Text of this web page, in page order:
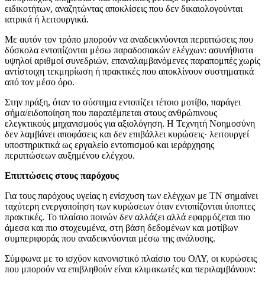
ειδικοτήτων, αναζητώντας αποκλίσεις που δεν δικαιολογούνται
ιατρικά ή λειτουργικά.
Με αυτόν τον τρόπο μπορούν να αναδεικνύονται περιπτώσεις που
δύσκολα εντοπίζονται μέσω παραδοσιακών ελέγχων: ασυνήθιστα
υψηλοί αριθμοί συνεδριών, επαναλαμβανόμενες παραπομπές χωρίς
αντίστοιχη τεκμηρίωση ή πρακτικές που αποκλίνουν συστηματικά
από τον μέσο όρο.
Στην πράξη, όταν το σύστημα εντοπίζει τέτοιο μοτίβο, παράγει
σήμα/ειδοποίηση που παραπέμπεται στους ανθρώπινους
ελεγκτικούς μηχανισμούς για αξιολόγηση. Η Τεχνητή Νοημοσύνη
δεν λαμβάνει αποφάσεις και δεν επιβάλλει κυρώσεις· λειτουργεί
υποστηρικτικά ως εργαλείο εντοπισμού και ιεράρχησης
περιπτώσεων αυξημένου ελέγχου.
Επιπτώσεις στους παρόχους
Για τους παρόχους υγείας η ενίσχυση των ελέγχων με ΤΝ σημαίνει
ταχύτερη ενεργοποίηση των κυρώσεων όταν εντοπίζονται ύποπτες
πρακτικές. Το πλαίσιο ποινών δεν αλλάζει αλλά εφαρμόζεται πιο
άμεσα και πιο στοχευμένα, στη βάση δεδομένων και μοτίβων
συμπεριφοράς που αναδεικνύονται μέσω της ανάλυσης.
Σύμφωνα με το ισχύον κανονιστικό πλαίσιο του ΟΑΥ, οι κυρώσεις
που μπορούν να επιβληθούν είναι κλιμακωτές και περιλαμβάνουν: